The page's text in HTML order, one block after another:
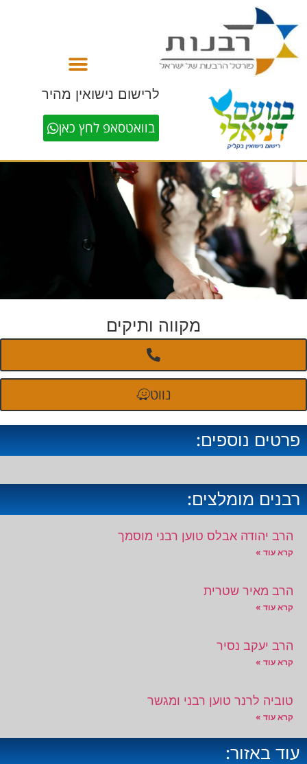
לרישום נישואין מהיר
בוואטסאפ לחץ כאן
מקווה ותיקים
נווט
פרטים נוספים:
רבנים מומלצים:
הרב יהודה אבלס טוען רבני מוסמך
קרא עוד »
הרב מאיר שטרית
קרא עוד »
הרב יעקב נסיר
קרא עוד »
טוביה לרנר טוען רבני ומגשר
קרא עוד »
עוד באזור: